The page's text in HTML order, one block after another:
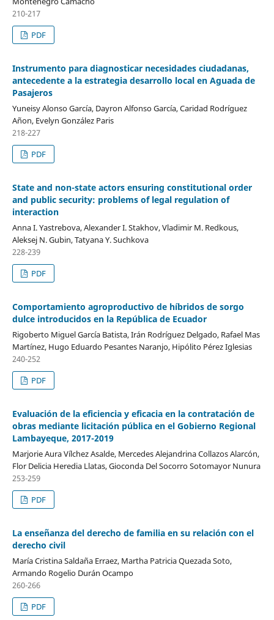
210-217
PDF
Instrumento para diagnosticar necesidades ciudadanas,
antecedente a la estrategia desarrollo local en Aguada de
Pasajeros
Yuneisy Alonso García, Dayron Alfonso García, Caridad Rodríguez
Añon, Evelyn González Paris
218-227
PDF
State and non-state actors ensuring constitutional order
and public security: problems of legal regulation of
interaction
Anna I. Yastrebova, Alexander I. Stakhov, Vladimir M. Redkous,
Aleksej N. Gubin, Tatyana Y. Suchkova
228-239
PDF
Comportamiento agroproductivo de híbridos de sorgo
dulce introducidos en la República de Ecuador
Rigoberto Miguel García Batista, Irán Rodríguez Delgado, Rafael Mas
Martínez, Hugo Eduardo Pesantes Naranjo, Hipólito Pérez Iglesias
240-252
PDF
Evaluación de la eficiencia y eficacia en la contratación de
obras mediante licitación pública en el Gobierno Regional
Lambayeque, 2017-2019
Marjorie Aura Vílchez Asalde, Mercedes Alejandrina Collazos Alarcón,
Flor Delicia Heredia Llatas, Gioconda Del Socorro Sotomayor Nunura
253-259
PDF
La enseñanza del derecho de familia en su relación con el
derecho civil
María Cristina Saldaña Erraez, Martha Patricia Quezada Soto,
Armando Rogelio Durán Ocampo
260-266
PDF